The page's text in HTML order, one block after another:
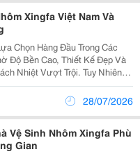
Xingfa Việt Nam Và
Chọn Hàng Đầu Trong Các
Độ Bền Cao, Thiết Kế Đẹp Và
Nhiệt Vượt Trội. Tuy Nhiên,
Có Hai Dòng Sản Phẩm Phổ
Việt Nam Và Xingfa Nhập28/07/2026
Vệ Sinh Nhôm Xingfa Phù
Gian